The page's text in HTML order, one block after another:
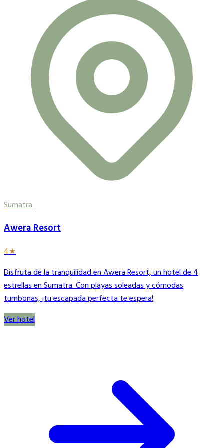
Sumatra
Awera Resort
4★
Disfruta de la tranquilidad en Awera Resort, un hotel de 4
estrellas en Sumatra. Con playas soleadas y cómodas
tumbonas, ¡tu escapada perfecta te espera!
Ver hotel